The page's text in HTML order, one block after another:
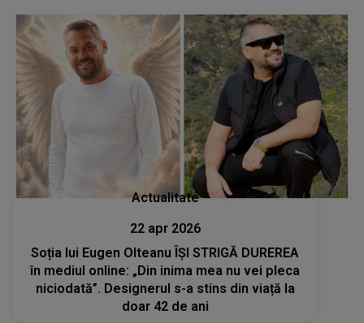
Actualitate
22 apr 2026
Soția lui Eugen Olteanu ÎȘI STRIGĂ DUREREA
în mediul online: „Din inima mea nu vei pleca
niciodată”. Designerul s-a stins din viață la
doar 42 de ani